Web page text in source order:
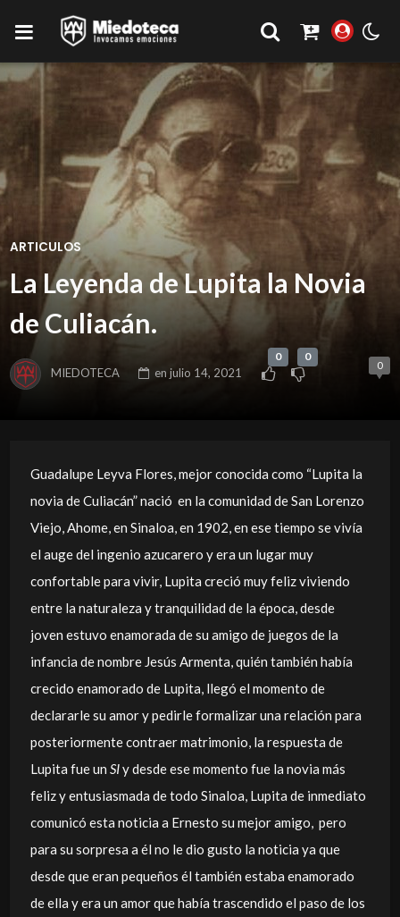
ARTICULOS
La Leyenda de Lupita la Novia
de Culiacán.
MIEDOTECA en julio 14, 2021
0 0
0
Guadalupe Leyva Flores, mejor conocida como “Lupita la
novia de Culiacán” nació en la comunidad de San Lorenzo
Viejo, Ahome, en Sinaloa, en 1902, en ese tiempo se vivía
el auge del ingenio azucarero y era un lugar muy
confortable para vivir, Lupita creció muy feliz viviendo
entre la naturaleza y tranquilidad de la época, desde
joven estuvo enamorada de su amigo de juegos de la
infancia de nombre Jesús Armenta, quién también había
crecido enamorado de Lupita, llegó el momento de
declararle su amor y pedirle formalizar una relación para
posteriormente contraer matrimonio, la respuesta de
Lupita fue un SIy desde ese momento fue la novia más
feliz y entusiasmada de todo Sinaloa, Lupita de inmediato
comunicó esta noticia a Ernesto su mejor amigo, pero
para su sorpresa a él no le dio gusto la noticia ya que
desde que eran pequeños él también estaba enamorado
de ella y era un amor que había trascendido el paso de los